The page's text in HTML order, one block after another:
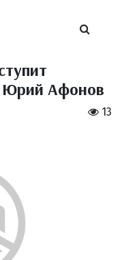
Юрий Афонов
13